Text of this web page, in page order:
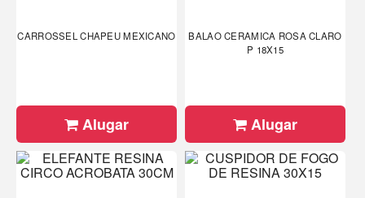
CARROSSEL CHAPEU MEXICANO
Alugar
BALAO CERAMICA ROSA CLARO
P 18X15
Alugar